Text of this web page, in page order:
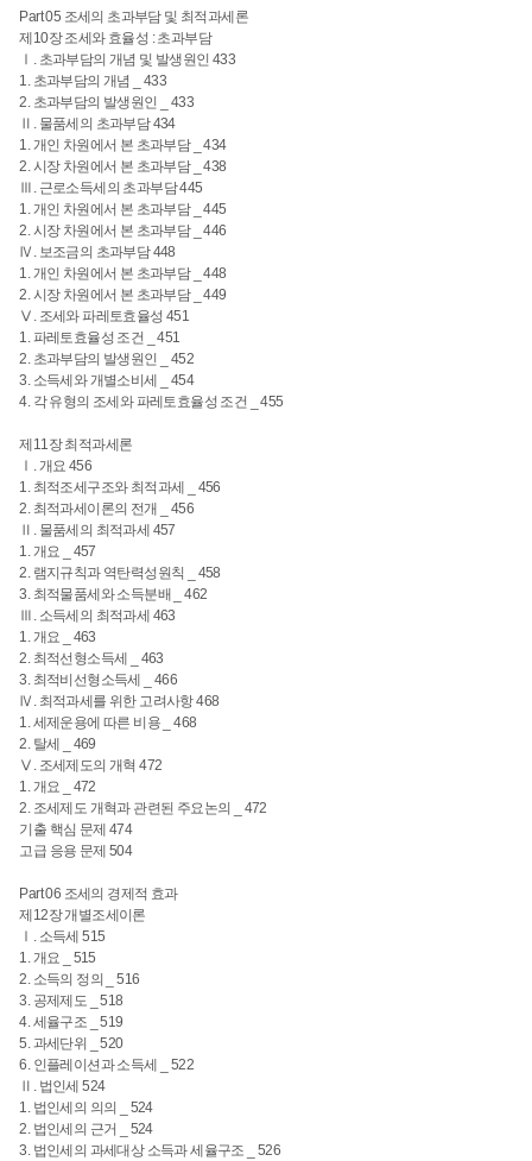
Part 05 조세의 초과부담 및 최적과세론
제10장 조세와 효율성 : 초과부담
Ⅰ. 초과부담의 개념 및 발생원인 433
1. 초과부담의 개념 _ 433
2. 초과부담의 발생원인 _ 433
Ⅱ. 물품세의 초과부담 434
1. 개인 차원에서 본 초과부담 _ 434
2. 시장 차원에서 본 초과부담 _ 438
Ⅲ. 근로소득세의 초과부담 445
1. 개인 차원에서 본 초과부담 _ 445
2. 시장 차원에서 본 초과부담 _ 446
Ⅳ. 보조금의 초과부담 448
1. 개인 차원에서 본 초과부담 _ 448
2. 시장 차원에서 본 초과부담 _ 449
Ⅴ. 조세와 파레토효율성 451
1. 파레토효율성 조건 _ 451
2. 초과부담의 발생원인 _ 452
3. 소득세와 개별소비세 _ 454
4. 각 유형의 조세와 파레토효율성 조건 _ 455
제11장 최적과세론
Ⅰ. 개요 456
1. 최적조세구조와 최적과세 _ 456
2. 최적과세이론의 전개 _ 456
Ⅱ. 물품세의 최적과세 457
1. 개요 _ 457
2. 램지규칙과 역탄력성원칙 _ 458
3. 최적물품세와 소득분배 _ 462
Ⅲ. 소득세의 최적과세 463
1. 개요 _ 463
2. 최적선형소득세 _ 463
3. 최적비선형소득세 _ 466
Ⅳ. 최적과세를 위한 고려사항 468
1. 세제운용에 따른 비용 _ 468
2. 탈세 _ 469
Ⅴ. 조세제도의 개혁 472
1. 개요 _ 472
2. 조세제도 개혁과 관련된 주요논의 _ 472
기출 핵심 문제 474
고급 응용 문제 504
Part 06 조세의 경제적 효과
제12장 개별조세이론
Ⅰ. 소득세 515
1. 개요 _ 515
2. 소득의 정의 _ 516
3. 공제제도 _ 518
4. 세율구조 _ 519
5. 과세단위 _ 520
6. 인플레이션과 소득세 _ 522
Ⅱ. 법인세 524
1. 법인세의 의의 _ 524
2. 법인세의 근거 _ 524
3. 법인세의 과세대상 소득과 세율구조 _ 526